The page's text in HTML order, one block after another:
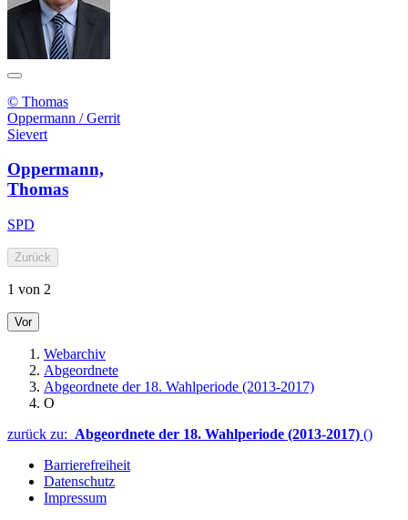
© Thomas
Oppermann / Gerrit
Sievert
Oppermann,
Thomas
SPD
Zurück
1 von 2
Vor
Webarchiv
Abgeordnete
Abgeordnete der 18. Wahlperiode (2013-2017)
O
zurück zu: Abgeordnete der 18. Wahlperiode (2013-2017) ()
Barrierefreiheit
Datenschutz
Impressum